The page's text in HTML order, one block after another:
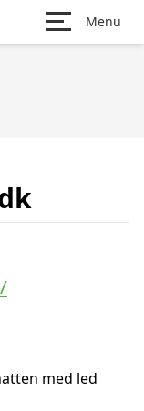
Menu
med led